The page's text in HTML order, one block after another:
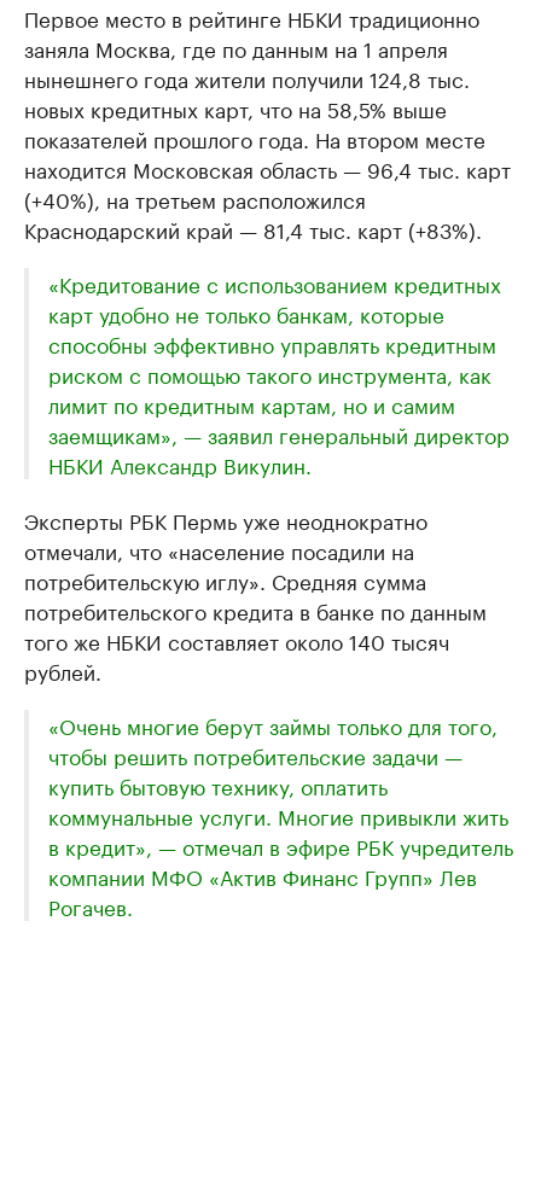
Первое место в рейтинге НБКИ традиционно
заняла Москва, где по данным на 1 апреля
нынешнего года жители получили 124,8 тыс.
новых кредитных карт, что на 58,5% выше
показателей прошлого года. На втором месте
находится Московская область — 96,4 тыс. карт
(+40%), на третьем расположился
Краснодарский край — 81,4 тыс. карт (+83%).
«Кредитование с использованием кредитных
карт удобно не только банкам, которые
способны эффективно управлять кредитным
риском с помощью такого инструмента, как
лимит по кредитным картам, но и самим
заемщикам», — заявил генеральный директор
НБКИ Александр Викулин.
Эксперты РБК Пермь уже неоднократно
отмечали, что «население посадили на
потребительскую иглу». Средняя сумма
потребительского кредита в банке по данным
того же НБКИ составляет около 140 тысяч
рублей.
«Очень многие берут займы только для того,
чтобы решить потребительские задачи —
купить бытовую технику, оплатить
коммунальные услуги. Многие привыкли жить
в кредит», — отмечал в эфире РБК учредитель
компании МФО «Актив Финанс Групп» Лев
Рогачев.